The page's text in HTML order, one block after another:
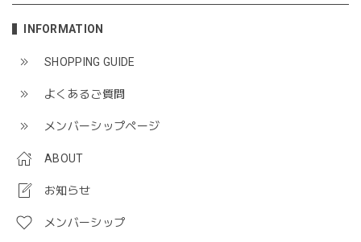
INFORMATION
SHOPPING GUIDE
よくあるご質問
メンバーシップページ
ABOUT
お知らせ
メンバーシップ